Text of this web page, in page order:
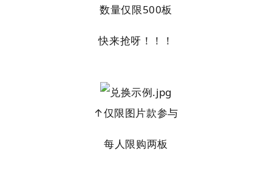
数量仅限500板
快来抢呀！！！
↑仅限图片款参与
每人限购两板